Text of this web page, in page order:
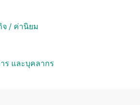
/ ค่านิยม
ร และบุคลากร